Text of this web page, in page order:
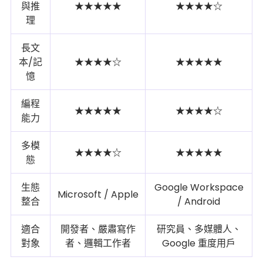
與推
理
★★★★★ ★★★★☆
長文
本/記
憶
★★★★☆ ★★★★★
編程
能力
★★★★★ ★★★★☆
多模
態
★★★★☆ ★★★★★
生態
整合
Microsoft / Apple
Google Workspace
/ Android
適合
對象
開發者、嚴肅寫作
者、邏輯工作者
研究員、多媒體人、
Google 重度用戶